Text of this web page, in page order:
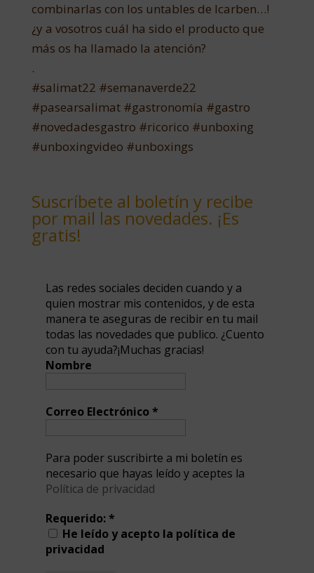
combinarlas con los untables de Icarben…!
¿y a vosotros cuál ha sido el producto que
más os ha llamado la atención?
.
#salimat22 #semanaverde22
#pasearsalimat #gastronomía #gastro
#novedadesgastro #ricorico #unboxing
#unboxingvideo #unboxings
Suscríbete al boletín y recibe
por mail las novedades. ¡Es
gratis!
Las redes sociales deciden cuando y a
quien mostrar mis contenidos, y de esta
manera te aseguras de recibir en tu mail
todas las novedades que publico. ¿Cuento
con tu ayuda?¡Muchas gracias!
Nombre
Correo Electrónico*
Para poder suscribirte a mi boletín es
necesario que hayas leído y aceptes la
Política de privacidad
Requerido:*
He leído y acepto la política de
privacidad